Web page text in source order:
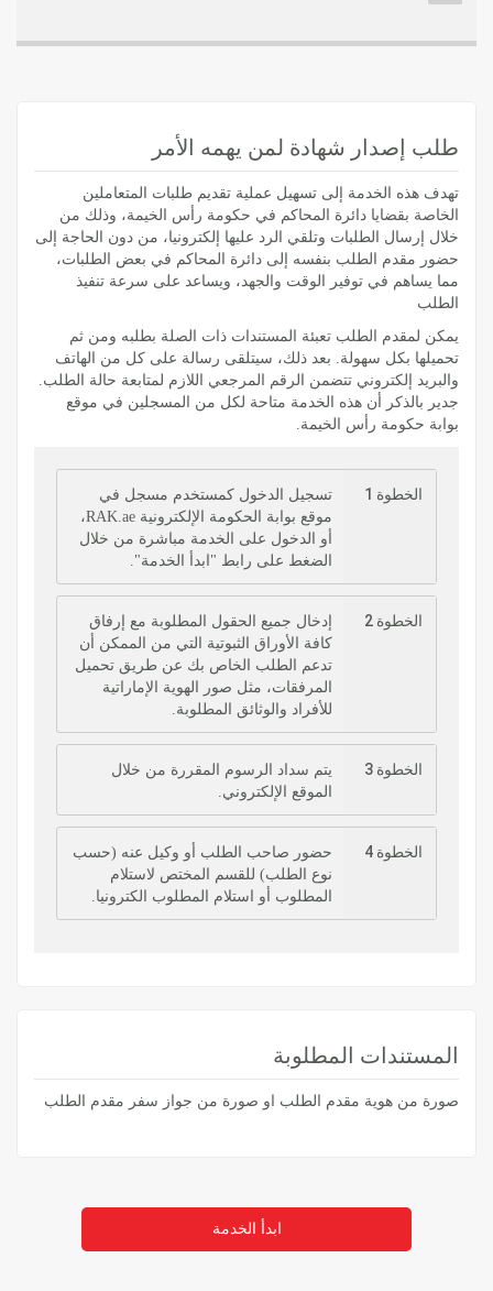
طلب إصدار شهادة لمن يهمه الأمر
تهدف هذه الخدمة إلى تسهيل عملية تقديم طلبات المتعاملين
الخاصة بقضايا دائرة المحاكم في حكومة رأس الخيمة، وذلك من
خلال إرسال الطلبات وتلقي الرد عليها إلكترونيا، من دون الحاجة إلى
حضور مقدم الطلب بنفسه إلى دائرة المحاكم في بعض الطلبات،
مما يساهم في توفير الوقت والجهد، ويساعد على سرعة تنفيذ
الطلب
يمكن لمقدم الطلب تعبئة المستندات ذات الصلة بطلبه ومن ثم
تحميلها بكل سهولة. بعد ذلك، سيتلقى رسالة على كل من الهاتف
والبريد إلكتروني تتضمن الرقم المرجعي اللازم لمتابعة حالة الطلب.
جدير بالذكر أن هذه الخدمة متاحة لكل من المسجلين في موقع
بوابة حكومة رأس الخيمة.
الخطوة 1
تسجيل الدخول كمستخدم مسجل في
موقع بوابة الحكومة الإلكترونية RAK.ae،
أو الدخول على الخدمة مباشرة من خلال
الضغط على رابط "ابدأ الخدمة".
الخطوة 2
إدخال جميع الحقول المطلوبة مع إرفاق
كافة الأوراق الثبوتية التي من الممكن أن
تدعم الطلب الخاص بك عن طريق تحميل
المرفقات، مثل صور الهوية الإماراتية
للأفراد والوثائق المطلوبة.
الخطوة 3
يتم سداد الرسوم المقررة من خلال
الموقع الإلكتروني.
الخطوة 4
حضور صاحب الطلب أو وكيل عنه (حسب
نوع الطلب) للقسم المختص لاستلام
المطلوب أو استلام المطلوب الكترونيا.
المستندات المطلوبة
صورة من هوية مقدم الطلب او صورة من جواز سفر مقدم الطلب
ابدأ الخدمة